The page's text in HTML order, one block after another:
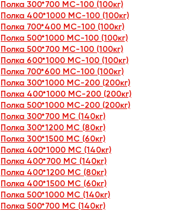
Полка 300*700 МС-100 (100кг)
Полка 400*1000 МС-100 (100кг)
Полка 700*400 МС-100 (100кг)
Полка 500*1000 МС-100 (100кг)
Полка 500*700 МС-100 (100кг)
Полка 600*1000 МС-100 (100кг)
Полка 700*600 МС-100 (100кг)
Полка 300*1000 МС-200 (200кг)
Полка 400*1000 МС-200 (200кг)
Полка 500*1000 МС-200 (200кг)
Полка 300*700 МС (140кг)
Полка 300*1200 МС (80кг)
Полка 300*1500 МС (60кг)
Полка 400*1000 МС (140кг)
Полка 400*700 МС (140кг)
Полка 400*1200 МС (80кг)
Полка 400*1500 МС (60кг)
Полка 500*1000 МС (140кг)
Полка 500*700 МС (140кг)